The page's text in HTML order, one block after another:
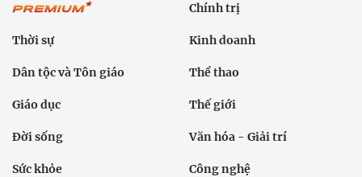
Chính trị
Thời sự Kinh doanh
Dân tộc và Tôn giáo Thể thao
Giáo dục Thế giới
Đời sống Văn hóa - Giải trí
Sức khỏe Công nghệ